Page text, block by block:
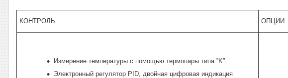
КОНТРОЛЬ: ОПЦИИ:
Измерение температуры с помощью термопары типа ”K”.
Электронный регулятор PID, двойная цифровая индикация